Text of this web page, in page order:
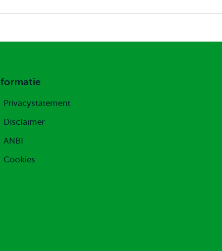
Privacystatement
Disclaimer
ANBI
Cookies